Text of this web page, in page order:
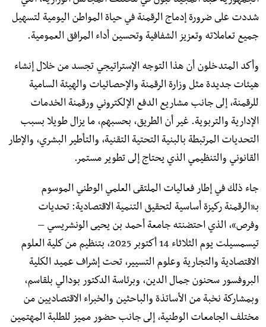
شددت على ضرورة إدماج الرقمنة في حياة المواطن اليومية لتسهيل
جميع تعاملاته وتعزيز الشفافية وتحسين أداء المرافق العمومية.
وأكد المتدخلون أن هذا التوجه الإستراتيجي تجسد من خلال إنشاء
هيئات جديدة مثل وزارة الرقمنة والإحصائيات والهيئة السامية
للرقمنة، إلى جانب مشاريع الدفع الإلكتروني ورقمنة الخدمات
الإدارية والتربوية. غير أن الطريق، بحسبهم، ما يزال طويلا بسبب
التحديات المرتبطة بالبنية التحتية التقنية، والتأطير البشري، والإطار
القانوني والتنظيمي الذي يحتاج إلى تطوير مستمر.
جاء ذلك في إطار فعاليات الملتقى العلمي الوطني الموسوم
بـ«الرقمنة ركيزة أساسية لتحقيق التنمية الاقتصادية: تحديات
وفرص»، الذي احتضنته جامعة أحمد بن يحيى الونشريسي –
تيسمسيلت يوم الثلاثاء 14 أكتوبر 2025، بتنظيم من كلية العلوم
الاقتصادية والتجارية وعلوم التسيير، تحت إشراف عميد الكلية
البروفسور سحنون جمال الدين، وبرئاسة الدكتور بودالي بلقاسم،
وبمشاركة نخبة من الأساتذة والباحثين والخبراء الاقتصاديين من
مختلف الجامعات الوطنية، إلى جانب حضور مميز للطلبة المهتمين